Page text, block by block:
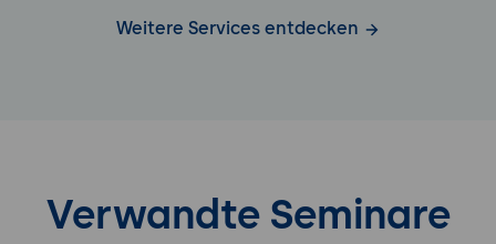
Weitere Services entdecken
Verwandte Seminare